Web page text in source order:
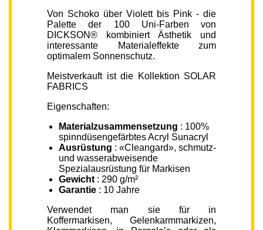
Von Schoko über Violett bis Pink - die
Palette der 100 Uni-Farben von
DICKSON® kombiniert Ästhetik und
interessante Materialeffekte zum
optimalem Sonnenschutz.
Meistverkauft ist die Kollektion SOLAR
FABRICS
Eigenschaften:
Materialzusammensetzung : 100%
spinndüsengefärbtes Acryl Sunacryl
Ausrüstung : «Cleangard», schmutz-
und wasserabweisende
Spezialausrüstung für Markisen
Gewicht : 290 g/m²
Garantie : 10 Jahre
Verwendet man sie für in
Koffermarkisen, Gelenkarmmarkizen,